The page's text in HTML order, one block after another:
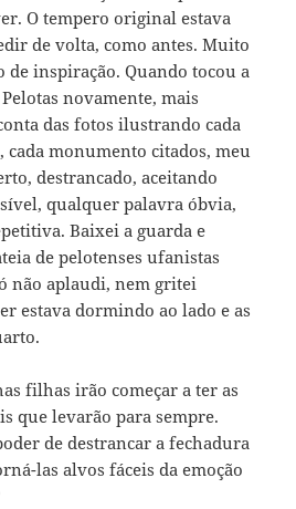
O tempero original estava
de volta, como antes. Muito
de inspiração. Quando tocou a
novamente, mais
das fotos ilustrando cada
cada monumento citados, meu
destrancado, aceitando
qualquer palavra óbvia,
Baixei a guarda e
de pelotenses ufanistas
não aplaudi, nem gritei
estava dormindo ao lado e as
filhas irão começar a ter as
que levarão para sempre.
de destrancar a fechadura
las alvos fáceis da emoção